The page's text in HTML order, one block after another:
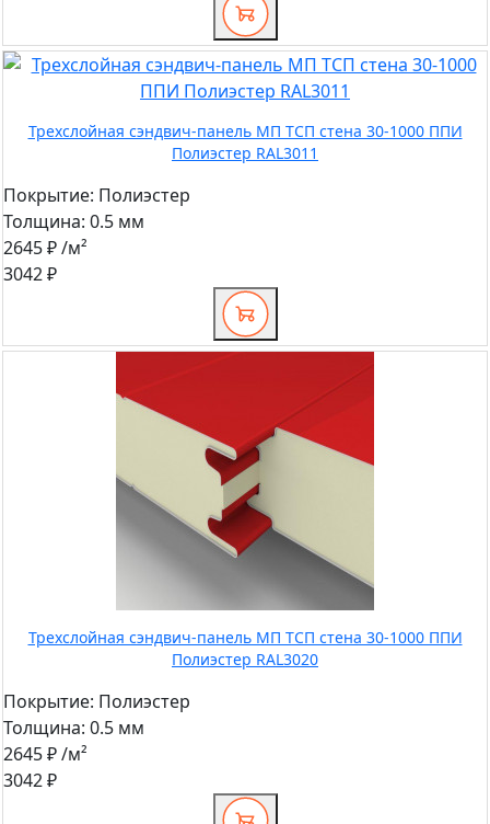
Трехслойная сэндвич-панель МП ТСП стена 30-1000 ППИ
Полиэстер RAL3011
Покрытие: Полиэстер
Толщина: 0.5 мм
2645 ₽/м²
3042 ₽
Трехслойная сэндвич-панель МП ТСП стена 30-1000 ППИ
Полиэстер RAL3020
Покрытие: Полиэстер
Толщина: 0.5 мм
2645 ₽/м²
3042 ₽